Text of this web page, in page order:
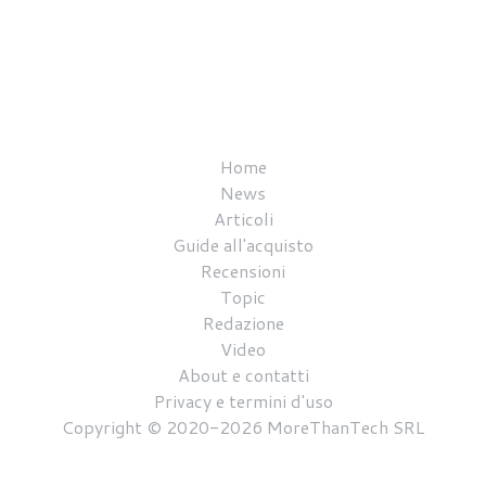
Home
News
Articoli
Guide all'acquisto
Recensioni
Topic
Redazione
Video
About e contatti
Privacy e termini d'uso
Copyright © 2020-2026 MoreThanTech SRL